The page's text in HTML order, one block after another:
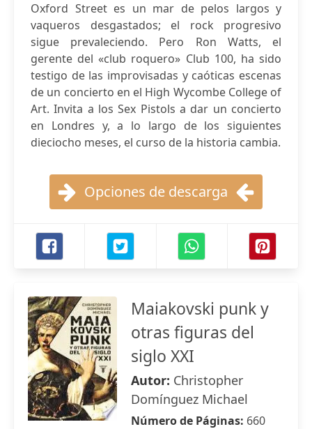
Oxford Street es un mar de pelos largos y
vaqueros desgastados; el rock progresivo
sigue prevaleciendo. Pero Ron Watts, el
gerente del «club roquero» Club 100, ha sido
testigo de las improvisadas y caóticas escenas
de un concierto en el High Wycombe College of
Art. Invita a los Sex Pistols a dar un concierto
en Londres y, a lo largo de los siguientes
dieciocho meses, el curso de la historia cambia.
Opciones de descarga
Maiakovski punk y
otras figuras del
siglo XXI
Autor: Christopher
Domínguez Michael
Número de Páginas: 660